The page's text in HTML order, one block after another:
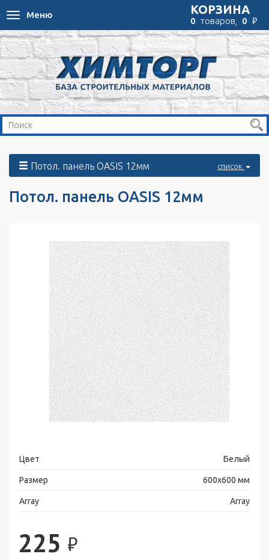
Toggle
navigation
Меню КОРЗИНА
0 товаров, 0 ₽
Потол. панель OASIS 12мм список
Потол. панель OASIS 12мм
Цвет Белый
Размер 600х600 мм
Array Array
225 ₽